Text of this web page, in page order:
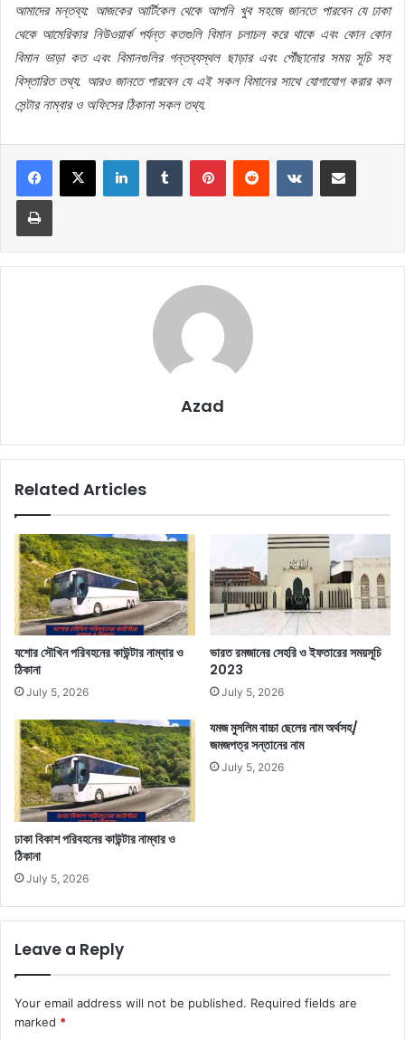
আমাদের মন্তব্য: আজকের আর্টিকেল থেকে আপনি খুব সহজে জানতে পারবেন যে ঢাকা
থেকে আমেরিকার নিউওয়ার্ক পর্যন্ত কতগুলি বিমান চলাচল করে থাকে এবং কোন কোন
বিমান ভাড়া কত এবং বিমানগুলির গন্তব্যস্থল ছাড়ার এবং পৌঁছানোর সময় সূচি সহ
বিস্তারিত তথ্য. আরও জানতে পারবেন যে এই সকল বিমানের সাথে যোগাযোগ করার কল
সেন্টার নাম্বার ও অফিসের ঠিকানা সকল তথ্য.
LinkedInTumblr PinterestReddit VKontakteShare via Email
Print
Azad
Related Articles
যশোর সৌখিন পরিবহনের কাউন্টার নাম্বার ও
ঠিকানা
July 5, 2026
ভারত রমজানের সেহরি ও ইফতারের সময়সূচি
2023
July 5, 2026
ঢাকা বিকাশ পরিবহনের কাউন্টার নাম্বার ও
ঠিকানা
July 5, 2026
যমজ মুসলিম বাচ্চা ছেলের নাম অর্থসহ/
জমজপত্র সন্তানের নাম
July 5, 2026
Leave a Reply
Your email address will not be published. Required fields are
marked *